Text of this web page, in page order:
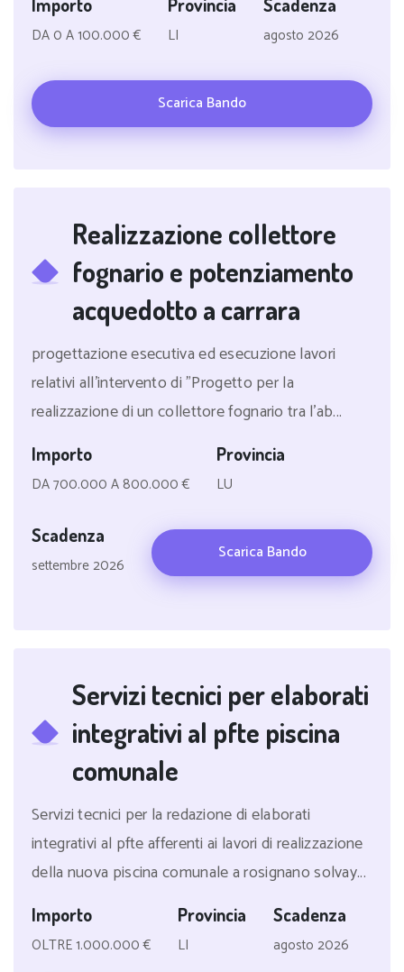
DA 0 A 100.000 € LI agosto 2026
Scarica Bando
Realizzazione collettore
fognario e potenziamento
acquedotto a carrara
progettazione esecutiva ed esecuzione lavori
relativi all'intervento di "Progetto per la
realizzazione di un collettore fognario tra l'ab...
Importo
DA 700.000 A 800.000 €
Provincia
LU
Scadenza
settembre 2026
Scarica Bando
Servizi tecnici per elaborati
integrativi al pfte piscina
comunale
Servizi tecnici per la redazione di elaborati
integrativi al pfte afferenti ai lavori di realizzazione
della nuova piscina comunale a rosignano solvay...
Importo
OLTRE 1.000.000 €
Provincia
LI
Scadenza
agosto 2026